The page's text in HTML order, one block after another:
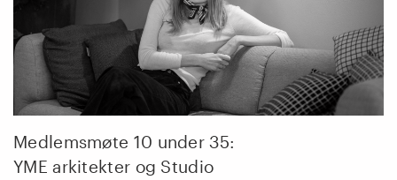
Medlemsmøte 10 under 35:
YME arkitekter og Studio